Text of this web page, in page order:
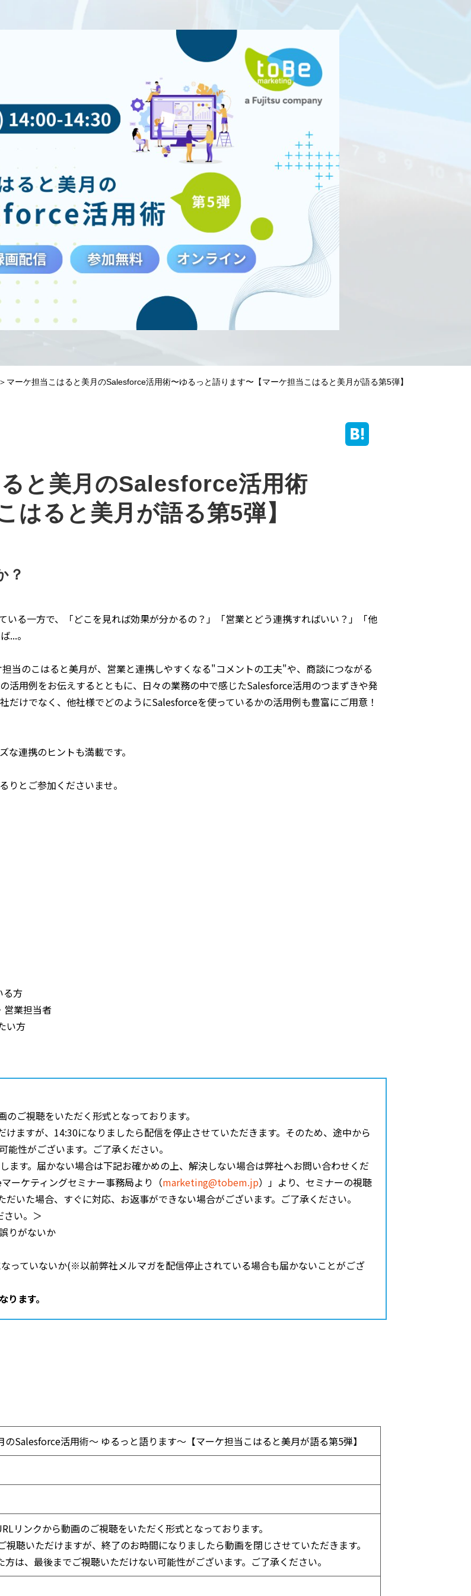
マーケ担当こはると美月のSalesforce活用術〜ゆるっと語ります〜【マーケ担当こはると美月が語る第5弾】
と美月のSalesforce活用術
はると美月が語る第5弾】
？
る一方で、「どこを見れば効果が分かるの？」「営業とどう連携すればいい？」「他
...。
当のこはると美月が、営業と連携しやすくなる"コメントの工夫"や、商談につながる
活用例をお伝えするとともに、日々の業務の中で感じたSalesforce活用のつまずきや発
だけでなく、他社様でどのようにSalesforceを使っているかの活用例も豊富にご用意！
連携のヒントも満載です。
とご参加くださいませ。
る方
営業担当者
い方
ご視聴をいただく形式となっております。
ますが、14:30になりましたら配信を停止させていただきます。そのため、途中から
性がございます。ご了承ください。
ます。届かない場合は下記お確かめの上、解決しない場合は弊社へお問い合わせくだ
ーケティングセミナー事務局より（marketing@tobem.jp）」より、セミナーの視聴
いた場合、すぐに対応、お返事ができない場合がございます。ご了承ください。
さい。＞
りがないか
っていないか(※以前弊社メルマガを配信停止されている場合も届かないことがござ
ます。
Salesforce活用術〜 ゆるっと語ります〜【マーケ担当こはると美月が語る第5弾】
リンクから動画のご視聴をいただく形式となっております。
聴いただけますが、終了のお時間になりましたら動画を閉じさせていただきます。
は、最後までご視聴いただけない可能性がございます。ご了承ください。